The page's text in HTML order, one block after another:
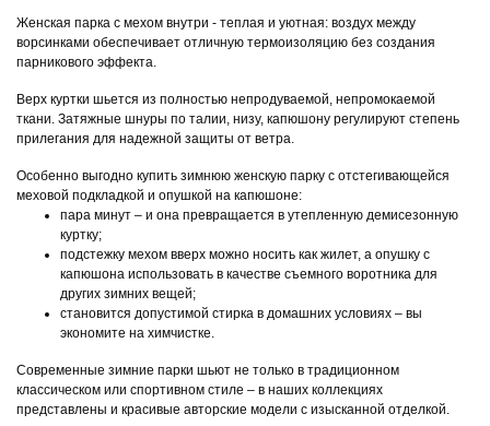
Женская парка с мехом внутри - теплая и уютная: воздух между
ворсинками обеспечивает отличную термоизоляцию без создания
парникового эффекта.
Верх куртки шьется из полностью непродуваемой, непромокаемой
ткани. Затяжные шнуры по талии, низу, капюшону регулируют степень
прилегания для надежной защиты от ветра.
Особенно выгодно купить зимнюю женскую парку с отстегивающейся
меховой подкладкой и опушкой на капюшоне:
пара минут – и она превращается в утепленную демисезонную
куртку;
подстежку мехом вверх можно носить как жилет, а опушку с
капюшона использовать в качестве съемного воротника для
других зимних вещей;
становится допустимой стирка в домашних условиях – вы
экономите на химчистке.
Современные зимние парки шьют не только в традиционном
классическом или спортивном стиле – в наших коллекциях
представлены и красивые авторские модели с изысканной отделкой.